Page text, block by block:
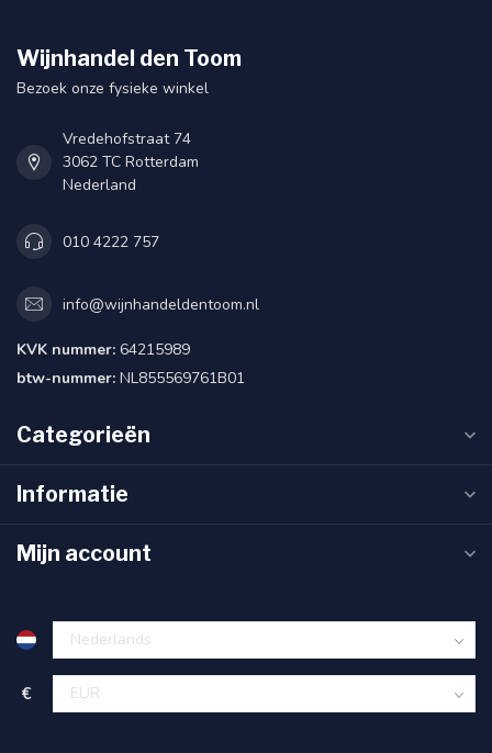
Wijnhandel den Toom
Bezoek onze fysieke winkel
Vredehofstraat 74
3062 TC Rotterdam
Nederland
010 4222 757
info@wijnhandeldentoom.nl
KVK nummer: 64215989
btw-nummer: NL855569761B01
Categorieën
Informatie
Mijn account
€